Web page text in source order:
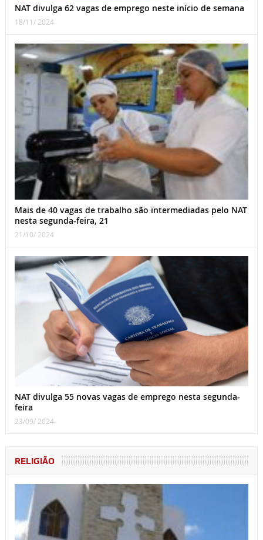
NAT divulga 62 vagas de emprego neste início de semana
18/11/ 2024
Mais de 40 vagas de trabalho são intermediadas pelo NAT
nesta segunda-feira, 21
21/10/ 2024
NAT divulga 55 novas vagas de emprego nesta segunda-
feira
23/09/ 2024
RELIGIÃO